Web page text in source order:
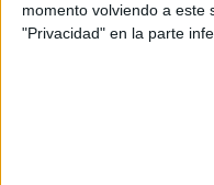
momento volviendo a este
"Privacidad" en la parte